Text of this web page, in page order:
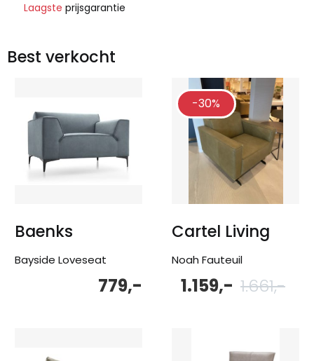
Laagste prijsgarantie
Best verkocht
Baenks
Bayside Loveseat
779,-
-30%
Cartel Living
Noah Fauteuil
1.661,-
1.159,-